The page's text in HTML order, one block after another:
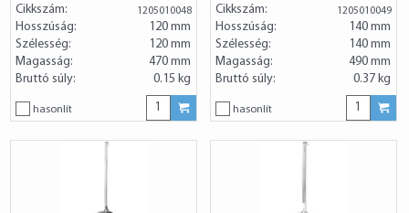
Cikkszám: 1205010048
Hosszúság:
120 mm
Szélesség:
120 mm
Magasság:
470 mm
Bruttó súly:
0.15 kg
hasonlít
Cikkszám: 1205010049
Hosszúság:
140 mm
Szélesség:
140 mm
Magasság:
490 mm
Bruttó súly:
0.37 kg
hasonlít